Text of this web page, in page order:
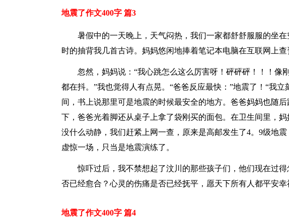
地震了作文400字 篇3
暑假中的一天晚上，天气闷热，我们一家都舒舒服服的坐
时的抽背我几首古诗。妈妈悠闲地捧着笔记本电脑在互联网上查
忽然，妈妈说：“我心跳怎么这么厉害呀！砰砰砰！！！像
都在抖。”我也觉得人有点晃。“爸爸反应最快：”地震了！“我
间，书上说那里可是地震的时候最安全的地方。爸爸妈妈也随
下，爸爸光着脚还从桌子上拿了袋刚买的面包。在卫生间里，
没什么动静，我们赶紧上网一查，原来是高邮发生了4。9级地
虚惊一场，只当是地震演练了。
惊吓过后，我不禁想起了汶川的那些孩子们，他们现在过
否已经愈合？心灵的伤痛是否已经抚平，愿天下所有人都平安幸
地震了作文400字 篇4